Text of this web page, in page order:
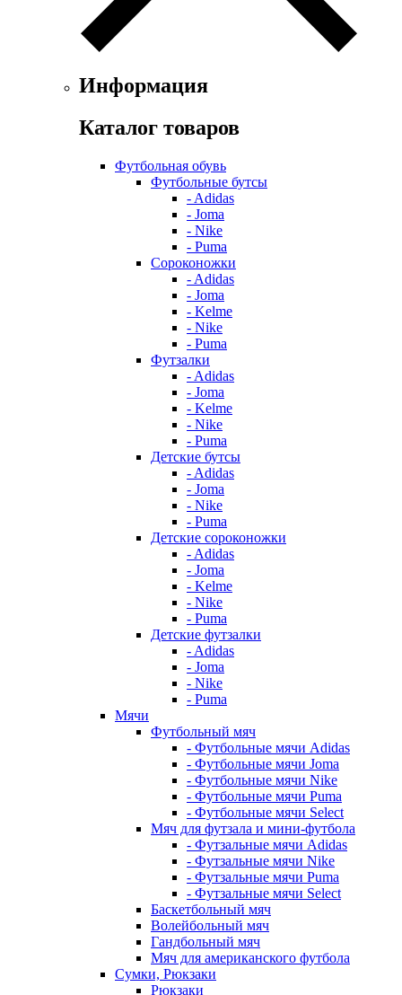
Информация
Каталог товаров
Футбольная обувь
Футбольные бутсы
- Adidas
- Joma
- Nike
- Puma
Сороконожки
- Adidas
- Joma
- Kelme
- Nike
- Puma
Футзалки
- Adidas
- Joma
- Kelme
- Nike
- Puma
Детские бутсы
- Adidas
- Joma
- Nike
- Puma
Детские сороконожки
- Adidas
- Joma
- Kelme
- Nike
- Puma
Детские футзалки
- Adidas
- Joma
- Nike
- Puma
Мячи
Футбольный мяч
- Футбольные мячи Adidas
- Футбольные мячи Joma
- Футбольные мячи Nike
- Футбольные мячи Puma
- Футбольные мячи Select
Мяч для футзала и мини-футбола
- Футзальные мячи Adidas
- Футзальные мячи Nike
- Футзальные мячи Puma
- Футзальные мячи Select
Баскетбольный мяч
Волейбольный мяч
Гандбольный мяч
Мяч для американского футбола
Сумки, Рюкзаки
Рюкзаки